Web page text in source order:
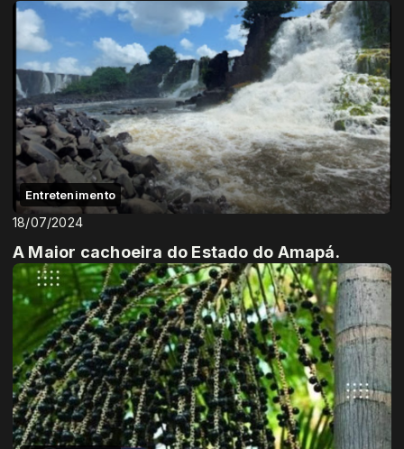
Entretenimento
18/07/2024
A Maior cachoeira do Estado do Amapá.